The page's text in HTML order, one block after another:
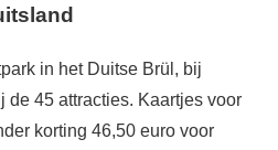
in het Duitse Brül, bij
de 45 attracties. Kaartjes voor
korting 46,50 euro voor